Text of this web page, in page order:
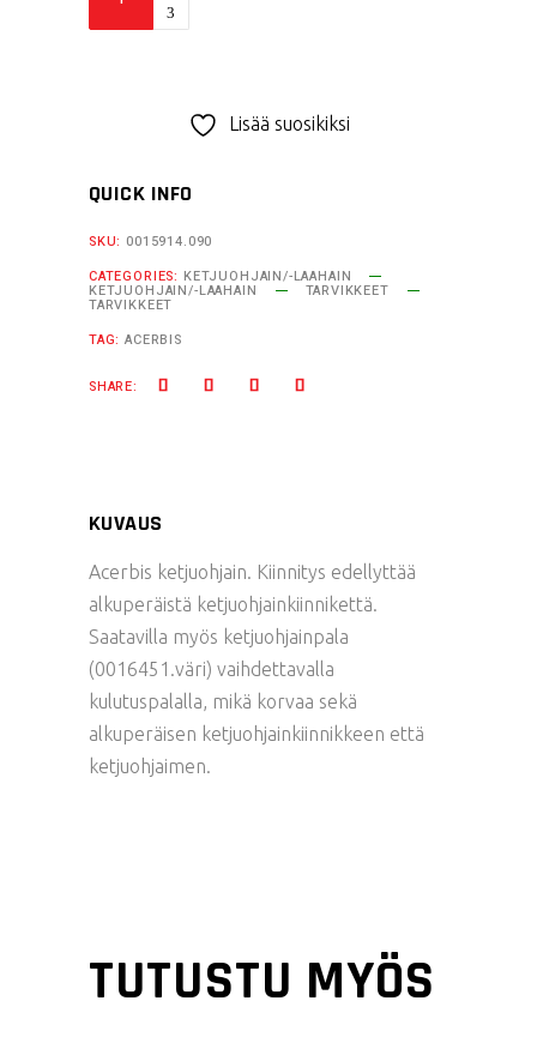
ketjuohjain
Lisää suosikiksi
QUICK INFO
SKU: 0015914.090
CATEGORIES: KETJUOHJAIN/-LAAHAIN
KETJUOHJAIN/-LAAHAIN TARVIKKEET
TARVIKKEET
TAG:ACERBIS
SHARE:
KUVAUS
Acerbis ketjuohjain. Kiinnitys edellyttää
alkuperäistä ketjuohjainkiinnikettä.
Saatavilla myös ketjuohjainpala
(0016451.väri) vaihdettavalla
kulutuspalalla, mikä korvaa sekä
alkuperäisen ketjuohjainkiinnikkeen että
ketjuohjaimen.
TUTUSTU MYÖS